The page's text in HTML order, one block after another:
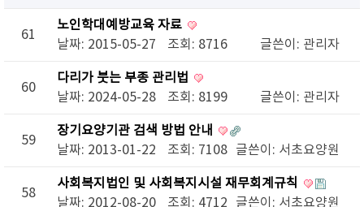
61
노인학대예방교육 자료
날짜: 2015-05-27
조회: 8716 글쓴이: 관리자
60
다리가 붓는 부종 관리법
날짜: 2024-05-28
조회: 8199 글쓴이: 관리자
59
장기요양기관 검색 방법 안내
날짜: 2013-01-22
조회: 7108 글쓴이: 서초요양원
58
사회복지법인 및 사회복지시설 재무회계규칙
날짜: 2012-08-20
조회: 4712 글쓴이: 서초요양원